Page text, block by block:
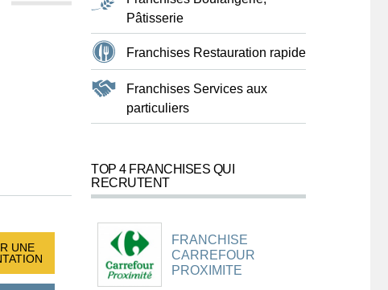
UNE
Pâtisserie
Franchises Restauration rapide
Franchises Services aux
particuliers
TOP 4 FRANCHISES QUI
RECRUTENT
FRANCHISE
CARREFOUR
PROXIMITE